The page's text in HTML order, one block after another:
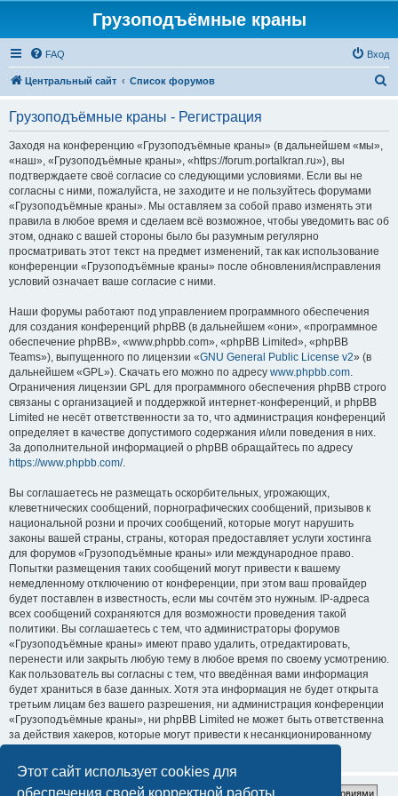
Этот сайт использует cookies для
обеспечения своей корректной работы.
Грузоподъёмные краны
FAQ Вход
Центральный сайт Список форумов
Грузоподъёмные краны - Регистрация
Заходя на конференцию «Грузоподъёмные краны» (в дальнейшем «мы»,
«наш», «Грузоподъёмные краны», «https://forum.portalkran.ru»), вы
подтверждаете своё согласие со следующими условиями. Если вы не
согласны с ними, пожалуйста, не заходите и не пользуйтесь форумами
«Грузоподъёмные краны». Мы оставляем за собой право изменять эти
правила в любое время и сделаем всё возможное, чтобы уведомить вас об
этом, однако с вашей стороны было бы разумным регулярно
просматривать этот текст на предмет изменений, так как использование
конференции «Грузоподъёмные краны» после обновления/исправления
условий означает ваше согласие с ними.
Наши форумы работают под управлением программного обеспечения
для создания конференций phpBB (в дальнейшем «они», «программное
обеспечение phpBB», «www.phpbb.com», «phpBB Limited», «phpBB
Teams»), выпущенного по лицензии «GNU General Public License v2» (в
дальнейшем «GPL»). Скачать его можно по адресу www.phpbb.com.
Ограничения лицензии GPL для программного обеспечения phpBB строго
связаны с организацией и поддержкой интернет-конференций, и phpBB
Limited не несёт ответственности за то, что администрация конференций
определяет в качестве допустимого содержания и/или поведения в них.
За дополнительной информацией о phpBB обращайтесь по адресу
https://www.phpbb.com/.
Вы соглашаетесь не размещать оскорбительных, угрожающих,
клеветнических сообщений, порнографических сообщений, призывов к
национальной розни и прочих сообщений, которые могут нарушить
законы вашей страны, страны, которая предоставляет услуги хостинга
для форумов «Грузоподъёмные краны» или международное право.
Попытки размещения таких сообщений могут привести к вашему
немедленному отключению от конференции, при этом ваш провайдер
будет поставлен в известность, если мы сочтём это нужным. IP-адреса
всех сообщений сохраняются для возможности проведения такой
политики. Вы соглашаетесь с тем, что администраторы форумов
«Грузоподъёмные краны» имеют право удалить, отредактировать,
перенести или закрыть любую тему в любое время по своему усмотрению.
Как пользователь вы согласны с тем, что введённая вами информация
будет храниться в базе данных. Хотя эта информация не будет открыта
третьим лицам без вашего разрешения, ни администрация конференции
«Грузоподъёмные краны», ни phpBB Limited не может быть ответственна
за действия хакеров, которые могут привести к несанкционированному